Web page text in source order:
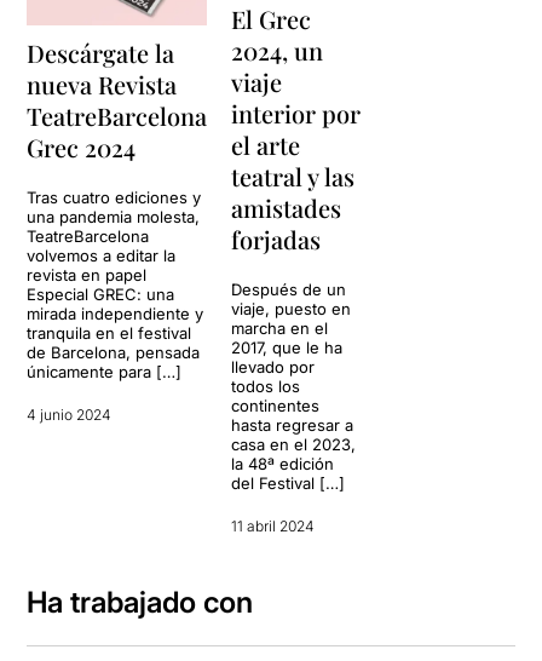
Descárgate la
nueva Revista
TeatreBarcelona
Grec 2024
Tras cuatro ediciones y
una pandemia molesta,
TeatreBarcelona
volvemos a editar la
revista en papel
Especial GREC: una
mirada independiente y
tranquila en el festival
de Barcelona, pensada
únicamente para […]
4 junio 2024
El Grec
2024, un
viaje
interior por
el arte
teatral y las
amistades
forjadas
Después de un
viaje, puesto en
marcha en el
2017, que le ha
llevado por
todos los
continentes
hasta regresar a
casa en el 2023,
la 48ª edición
del Festival […]
11 abril 2024
Ha trabajado con